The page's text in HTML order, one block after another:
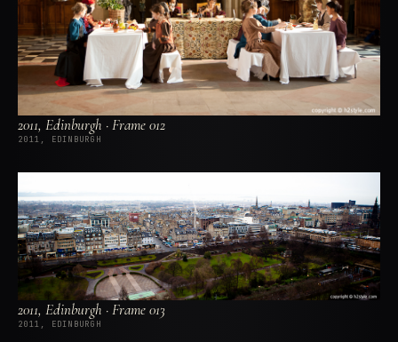
2011, Edinburgh · Frame 012
2011, EDINBURGH
2011, Edinburgh · Frame 013
2011, EDINBURGH